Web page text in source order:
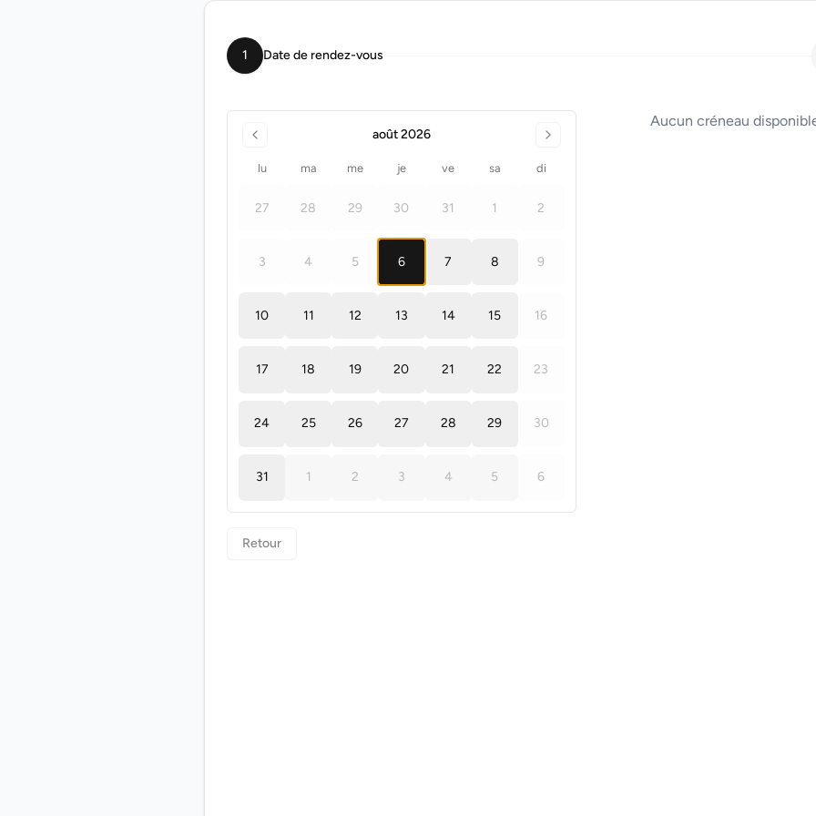
1 Date de rendez-vous
août 2026
lu ma me je ve sa di
27 28 29 30 31 1 2
3 4 5 6 7 8 9
10 11 12 13 14 15 16
17 18 19 20 21 22 23
24 25 26 27 28 29 30
31 1 2 3 4 5 6
Aucun créneau
Retour